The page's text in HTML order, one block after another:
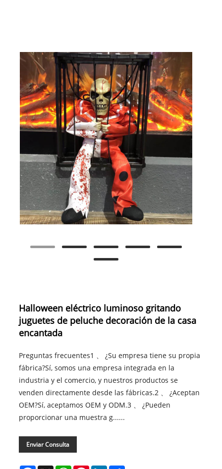
Halloween eléctrico luminoso gritando
juguetes de peluche decoración de la casa
encantada
Preguntas frecuentes1 、 ¿Su empresa tiene su propia
fábrica?Sí, somos una empresa integrada en la
industria y el comercio, y nuestros productos se
venden directamente desde las fábricas.2 、 ¿Aceptan
OEM?Sí, aceptamos OEM y ODM.3 、 ¿Pueden
proporcionar una muestra g......
Enviar Consulta